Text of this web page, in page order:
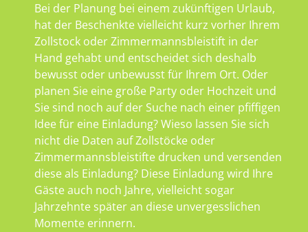
Bei der Planung bei einem zukünftigen Urlaub,
hat der Beschenkte vielleicht kurz vorher Ihrem
Zollstock oder Zimmermannsbleistift in der
Hand gehabt und entscheidet sich deshalb
bewusst oder unbewusst für Ihrem Ort. Oder
planen Sie eine große Party oder Hochzeit und
Sie sind noch auf der Suche nach einer pfiffigen
Idee für eine Einladung? Wieso lassen Sie sich
nicht die Daten auf Zollstöcke oder
Zimmermannsbleistifte drucken und versenden
diese als Einladung? Diese Einladung wird Ihre
Gäste auch noch Jahre, vielleicht sogar
Jahrzehnte später an diese unvergesslichen
Momente erinnern.